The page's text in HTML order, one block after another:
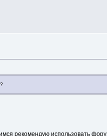
рекомендую использовать